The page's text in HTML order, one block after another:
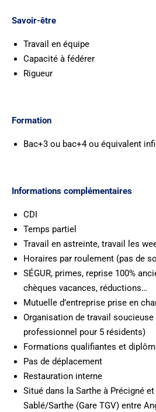
Savoir-être
Travail en équipe
Capacité à fédérer
Rigueur
Formation
Bac+3 ou bac+4 ou équivalent
Informations complémentaires
CDI
Temps partiel
Travail en astreinte, travail les
Horaires par roulement (pas de
SÉGUR, primes, reprise 100%
chèques vacances, réductions…
Mutuelle d’entreprise prise en
Organisation de travail soucieuse
professionnel pour 5 résidents)
Formations qualifiantes et
Pas de déplacement
Restauration interne
Situé dans la Sarthe à Précigné
Sablé/Sarthe (Gare TGV) entre